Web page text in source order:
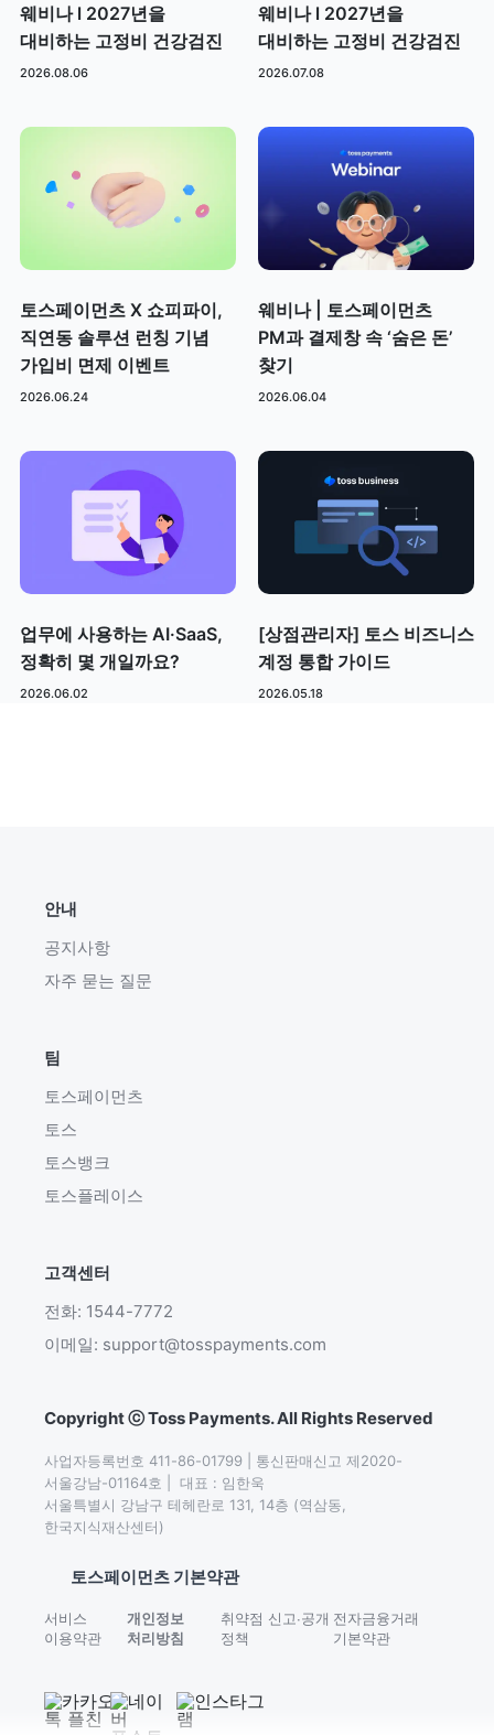
웨비나 l 2027년을
대비하는 고정비 건강검진
2026.08.06
웨비나 l 2027년을
대비하는 고정비 건강검진
2026.07.08
토스페이먼츠 X 쇼피파이,
직연동 솔루션 런칭 기념
가입비 면제 이벤트
2026.06.24
웨비나 | 토스페이먼츠
PM과 결제창 속 ‘숨은 돈’
찾기
2026.06.04
업무에 사용하는 AI·SaaS,
정확히 몇 개일까요?
2026.06.02
[상점관리자] 토스 비즈니스
계정 통합 가이드
2026.05.18
안내
공지사항
자주 묻는 질문
팀
토스페이먼츠
토스
토스뱅크
토스플레이스
고객센터
전화: 1544-7772
이메일: support@tosspayments.com
Copyright ⓒ Toss Payments. All Rights Reserved
사업자등록번호 411-86-01799 | 통신판매신고 제2020-
서울강남-01164호 |  대표 : 임한욱
서울특별시 강남구 테헤란로 131, 14층 (역삼동,
한국지식재산센터)
토스페이먼츠 기본약관
서비스
이용약관
개인정보
처리방침
취약점 신고∙공개
정책
전자금융거래
기본약관